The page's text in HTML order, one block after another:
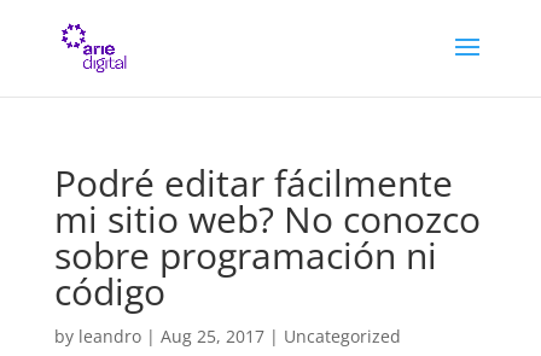
Podré editar fácilmente
mi sitio web? No conozco
sobre programación ni
código
by leandro| Aug 25, 2017| Uncategorized